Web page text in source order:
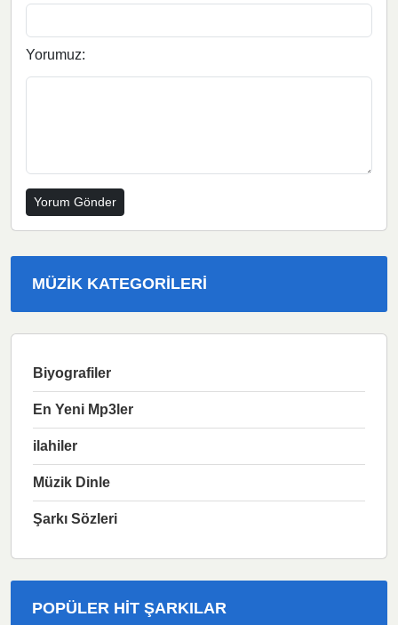
Yorumuz:
MÜZIK KATEGORILERI
Biyografiler
En Yeni Mp3ler
ilahiler
Müzik Dinle
Şarkı Sözleri
POPÜLER HIT ŞARKILAR